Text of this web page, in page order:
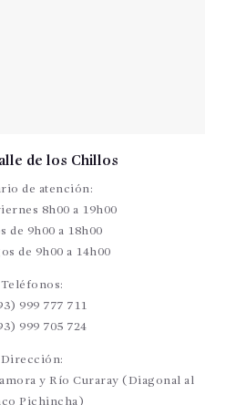
de los Chillos
de atención:
8h00 a 19h00
de 9h00 a 18h00
de 9h00 a 14h00
Teléfonos:
999 777 711
999 705 724
Dirección:
y Río Curaray (Diagonal al
Pichincha)